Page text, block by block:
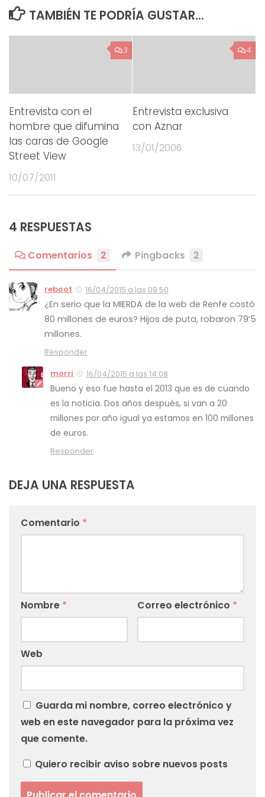
TAMBIÉN TE PODRÍA GUSTAR...
3
Entrevista con el
hombre que difumina
las caras de Google
Street View
10/07/2011
4
Entrevista exclusiva
con Aznar
13/01/2006
4 RESPUESTAS
Comentarios 2 Pingbacks 2
reboot 16/04/2015 a las 09:50
¿En serio que la MIERDA de la web de Renfe costó
80 millones de euros? Hijos de puta, robaron 79’5
millones.
Responder
morri
16/04/2015 a las 14:08
Bueno y eso fue hasta el 2013 que es de cuando
es la noticia. Dos años después, si van a 20
millones por año igual ya estamos en 100 millones
de euros.
Responder
DEJA UNA RESPUESTA
Comentario *
Nombre * Correo electrónico *
Web
Guarda mi nombre, correo electrónico y
web en este navegador para la próxima vez
que comente.
Quiero recibir aviso sobre nuevos posts